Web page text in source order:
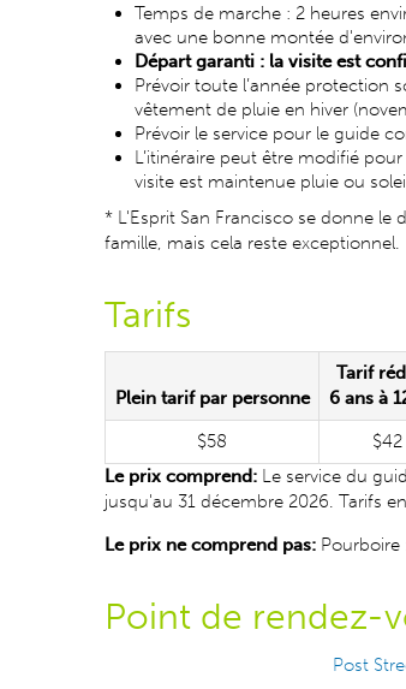
Temps de marche : 2 heures
avec une bonne montée
Départ garanti : la visite est
Prévoir toute l’année protection
vêtement de pluie en hiver
Prévoir le service pour le guide
L’itinéraire peut être modifié
visite est maintenue pluie ou
* L'Esprit San Francisco se donne le
famille, mais cela reste exceptionnel.
Tarifs
Plein tarif par personne
Tarif
6 ans à
$58
$42
Le prix comprend: Le service du
jusqu'au 31 décembre 2026. Tarifs
Le prix ne comprend pas:
Point de rendez-
Post